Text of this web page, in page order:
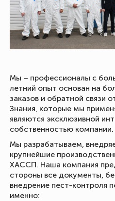
Мы – профессионалы с
летний опыт основан на
заказов и обратной связи
Знания, которые мы
являются эксклюзивной
собственностью компании.
Мы разрабатываем,
крупнейшие
ХАССП. Наша компания
стороны все документы,
внедрение пест-контроля
именно: